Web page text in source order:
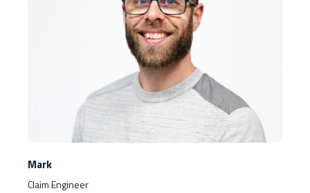
Mark
Claim Engineer